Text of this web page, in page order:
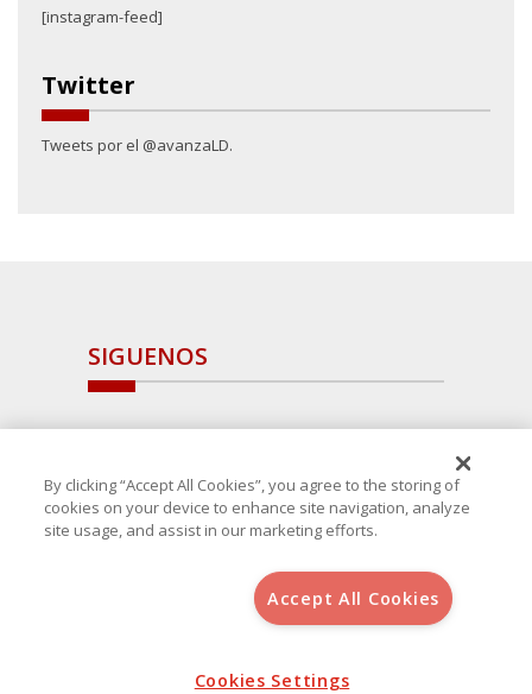
[instagram-feed]
Twitter
Tweets por el @avanzaLD.
SIGUENOS
, S.L.U.(B-64405731) c/ San Norberto
Aviso Legal
Política de Cookies
By clicking “Accept All Cookies”, you agree to the storing of
cookies on your device to enhance site navigation, analyze
site usage, and assist in our marketing efforts.
Accept All Cookies
Cookies Settings